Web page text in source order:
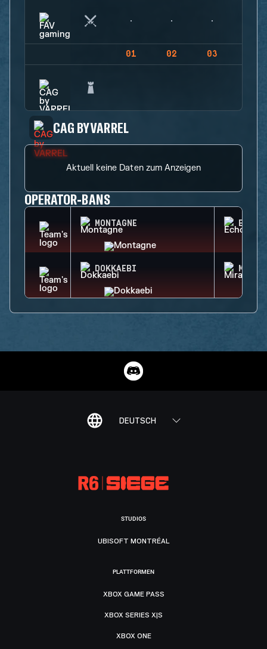
01 02 03
CAG BY VARREL
Aktuell keine Daten zum Anzeigen
OPERATOR-BANS
MONTAGNE ECHO
DOKKAEBI MIRA
DEUTSCH
STUDIOS
UBISOFT MONTRÉAL
PLATTFORMEN
XBOX GAME PASS
XBOX SERIES X|S
XBOX ONE